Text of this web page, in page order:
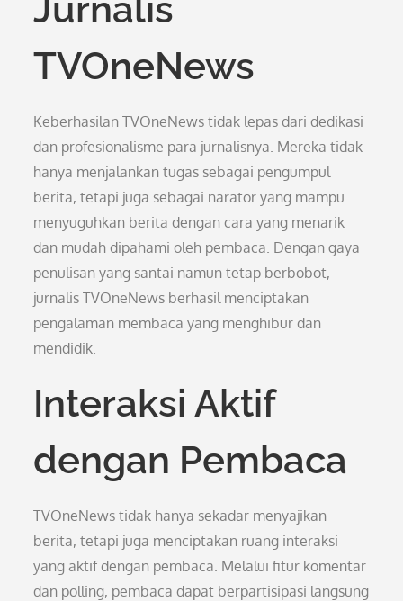
Jurnalis
TVOneNews
Keberhasilan TVOneNews tidak lepas dari dedikasi
dan profesionalisme para jurnalisnya. Mereka tidak
hanya menjalankan tugas sebagai pengumpul
berita, tetapi juga sebagai narator yang mampu
menyuguhkan berita dengan cara yang menarik
dan mudah dipahami oleh pembaca. Dengan gaya
penulisan yang santai namun tetap berbobot,
jurnalis TVOneNews berhasil menciptakan
pengalaman membaca yang menghibur dan
mendidik.
Interaksi Aktif
dengan Pembaca
TVOneNews tidak hanya sekadar menyajikan
berita, tetapi juga menciptakan ruang interaksi
yang aktif dengan pembaca. Melalui fitur komentar
dan polling, pembaca dapat berpartisipasi langsung